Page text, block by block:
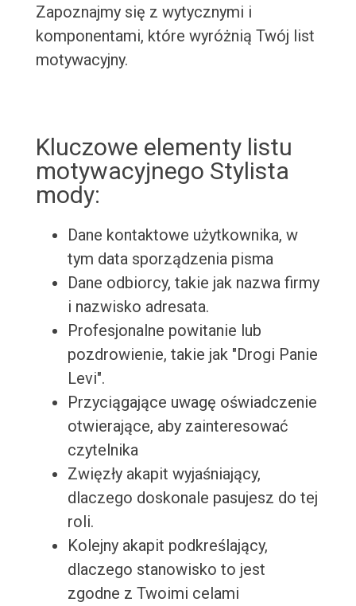
Zapoznajmy się z wytycznymi i
komponentami, które wyróżnią Twój list
motywacyjny.
Kluczowe elementy listu
motywacyjnego Stylista
mody:
Dane kontaktowe użytkownika, w
tym data sporządzenia pisma
Dane odbiorcy, takie jak nazwa firmy
i nazwisko adresata.
Profesjonalne powitanie lub
pozdrowienie, takie jak "Drogi Panie
Levi".
Przyciągające uwagę oświadczenie
otwierające, aby zainteresować
czytelnika
Zwięzły akapit wyjaśniający,
dlaczego doskonale pasujesz do tej
roli.
Kolejny akapit podkreślający,
dlaczego stanowisko to jest
zgodne z Twoimi celami